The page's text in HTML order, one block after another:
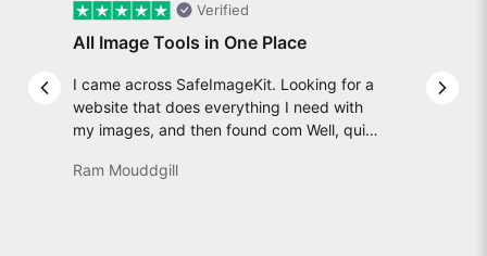
Previous slide
Verified
All Image Tools in One Place
I came across SafeImageKit. Looking for a
website that does everything I need with
my images, and then found com Well, quite
an incredibly high-speed, stable and easy-
Ram Mouddgill
Next